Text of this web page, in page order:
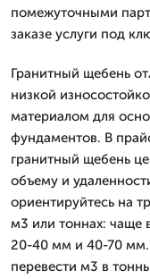
помежуточными
заказе услуги под
Гранитный щебень
низкой
материалом для
фундаментов. В
гранитный щебень
объему и
ориентируйтесь на
м3 или тоннах: чаще
20-40 мм и 40-70 мм.
перевести м3 в